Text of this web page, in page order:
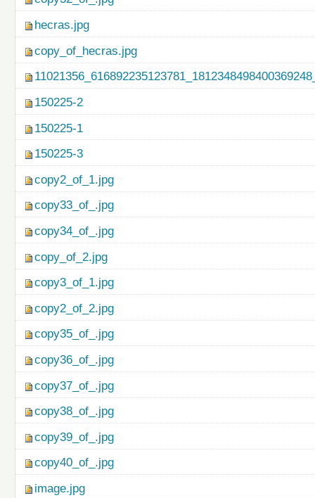
hecras.jpg
copy_of_hecras.jpg
150225-2
150225-1
150225-3
copy2_of_1.jpg
copy33_of_.jpg
copy34_of_.jpg
copy_of_2.jpg
copy3_of_1.jpg
copy2_of_2.jpg
copy35_of_.jpg
copy36_of_.jpg
copy37_of_.jpg
copy38_of_.jpg
copy39_of_.jpg
copy40_of_.jpg
image.jpg